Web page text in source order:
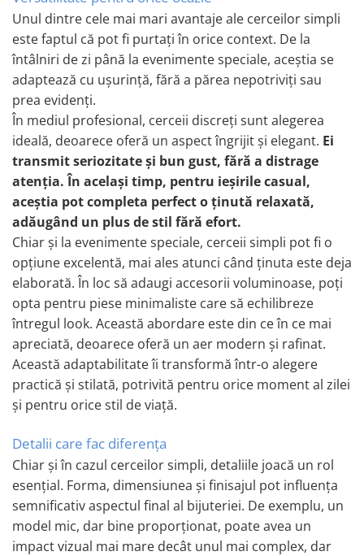
Unul dintre cele mai mari avantaje ale cerceilor simpli
este faptul că pot fi purtați în orice context. De la
întâlniri de zi până la evenimente speciale, aceștia se
adaptează cu ușurință, fără a părea nepotriviți sau
prea evidenți.
În mediul profesional, cerceii discreți sunt alegerea
ideală, deoarece oferă un aspect îngrijit și elegant. Ei
transmit seriozitate și bun gust, fără a distrage
atenția. În același timp, pentru ieșirile casual,
aceștia pot completa perfect o ținută relaxată,
adăugând un plus de stil fără efort.
Chiar și la evenimente speciale, cerceii simpli pot fi o
opțiune excelentă, mai ales atunci când ținuta este deja
elaborată. În loc să adaugi accesorii voluminoase, poți
opta pentru piese minimaliste care să echilibreze
întregul look. Această abordare este din ce în ce mai
apreciată, deoarece oferă un aer modern și rafinat.
Această adaptabilitate îi transformă într-o alegere
practică și stilată, potrivită pentru orice moment al zilei
și pentru orice stil de viață.
Detalii care fac diferența
Chiar și în cazul cerceilor simpli, detaliile joacă un rol
esențial. Forma, dimensiunea și finisajul pot influența
semnificativ aspectul final al bijuteriei. De exemplu, un
model mic, dar bine proporționat, poate avea un
impact vizual mai mare decât unul mai complex, dar